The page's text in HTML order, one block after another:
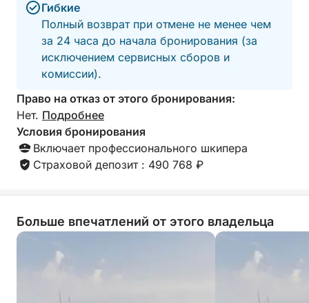
Сразу же насладитесь первоклассными
пространствами яхты:
• Панорамный флайбридж
• Просторные шезлонги
• Большая кокпит с уличным столом
• Современный интерьер с кондиционером
• Кормовая платформа, идеально подходящая
для купания
Отправляйтесь на легендарные пляжи Пампелон,
а затем проплывите вдоль живописного мыса
Камарат к кристально чистым водам мыса Тайя.
Откройте для себя уединенные бухты, доступные
только с моря, расположенные среди суровых
пейзажей, сосен и бирюзовых вод.
Яхта предлагает комфортное, стабильное и
Гибкие
Полный возврат при отмене не менее чем
за 24 часа до начала бронирования (за
исключением сервисных сборов и
комиссии).
Право на отказ от этого бронирования:
Нет. Подробнее
Условия бронирования
Включает профессионального шкипера
Страховой депозит : 490 768 ₽
Больше впечатлений от этого владельца